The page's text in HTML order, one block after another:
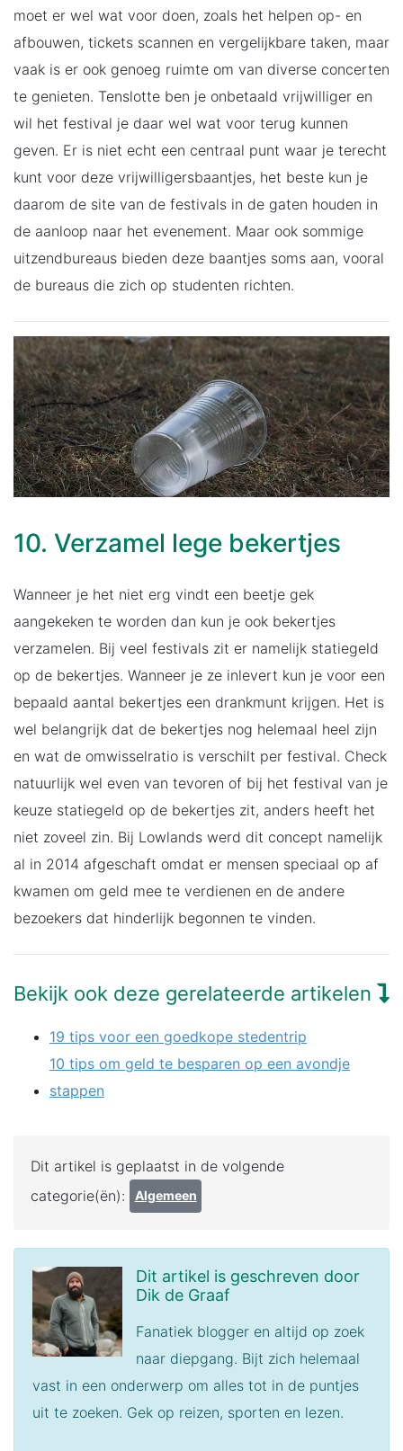
moet er wel wat voor doen, zoals het helpen op- en
afbouwen, tickets scannen en vergelijkbare taken, maar
vaak is er ook genoeg ruimte om van diverse concerten
te genieten. Tenslotte ben je onbetaald vrijwilliger en
wil het festival je daar wel wat voor terug kunnen
geven. Er is niet echt een centraal punt waar je terecht
kunt voor deze vrijwilligersbaantjes, het beste kun je
daarom de site van de festivals in de gaten houden in
de aanloop naar het evenement. Maar ook sommige
uitzendbureaus bieden deze baantjes soms aan, vooral
de bureaus die zich op studenten richten.
10. Verzamel lege bekertjes
Wanneer je het niet erg vindt een beetje gek
aangekeken te worden dan kun je ook bekertjes
verzamelen. Bij veel festivals zit er namelijk statiegeld
op de bekertjes. Wanneer je ze inlevert kun je voor een
bepaald aantal bekertjes een drankmunt krijgen. Het is
wel belangrijk dat de bekertjes nog helemaal heel zijn
en wat de omwisselratio is verschilt per festival. Check
natuurlijk wel even van tevoren of bij het festival van je
keuze statiegeld op de bekertjes zit, anders heeft het
niet zoveel zin. Bij Lowlands werd dit concept namelijk
al in 2014 afgeschaft omdat er mensen speciaal op af
kwamen om geld mee te verdienen en de andere
bezoekers dat hinderlijk begonnen te vinden.
Bekijk ook deze gerelateerde artikelen
19 tips voor een goedkope stedentrip
10 tips om geld te besparen op een avondje
stappen
Dit artikel is geplaatst in de volgende
categorie(ën):
Algemeen
Dit artikel is geschreven door
Dik de Graaf
Fanatiek blogger en altijd op zoek
naar diepgang. Bijt zich helemaal
vast in een onderwerp om alles tot in de puntjes
uit te zoeken. Gek op reizen, sporten en lezen.